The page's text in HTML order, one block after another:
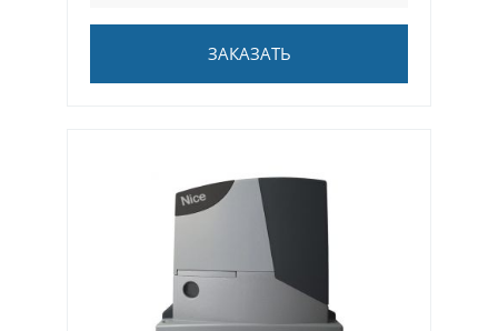
ЗАКАЗАТЬ